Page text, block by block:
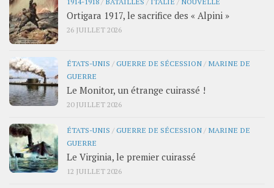
Ortigara 1917, le sacrifice des « Alpini »
26 JUILLET 2026
ÉTATS-UNIS /GUERRE DE SÉCESSION / MARINE DE
GUERRE
Le Monitor, un étrange cuirassé !
20 JUILLET 2026
ÉTATS-UNIS /GUERRE DE SÉCESSION / MARINE DE
GUERRE
Le Virginia, le premier cuirassé
12 JUILLET 2026